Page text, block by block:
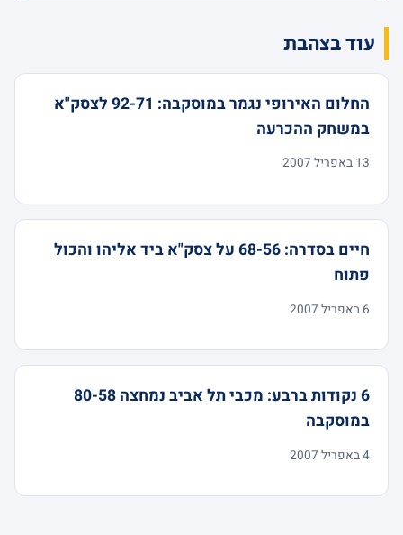
עוד בצהבת
החלום האירופי נגמר במוסקבה: 92-71 לצסק"א
במשחק ההכרעה
13 באפריל 2007
חיים בסדרה: 68-56 על צסק"א ביד אליהו והכול
פתוח
6 באפריל 2007
6 נקודות ברבע: מכבי תל אביב נמחצה 80-58
במוסקבה
4 באפריל 2007